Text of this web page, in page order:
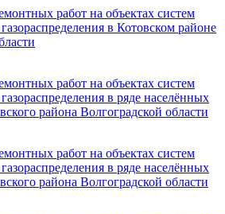
работ на объектах систем
в Котовском районе
работ на объектах систем
в ряде населённых
района Волгоградской области
работ на объектах систем
в ряде населённых
района Волгоградской области